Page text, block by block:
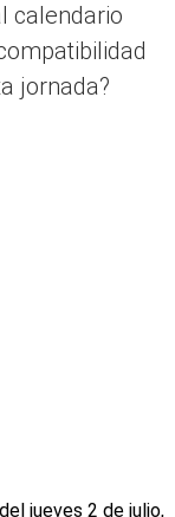
calendario
jornada?